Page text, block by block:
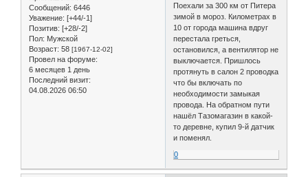
Сообщений: 6446
Уважение: [+44/-1]
Позитив: [+28/-2]
Пол: Мужской
Возраст: 58 [1967-12-02]
Провел на форуме:
6 месяцев 1 день
Последний визит:
04.08.2026 06:50
Поехали за 300 км от Питера
зимой в мороз. Километрах в
10 от города машина вдруг
перестала греться,
остановился, а вентилятор не
выключается. Пришлось
протянуть в салон 2 проводка
что бы включать по
необходимости замыкая
провода. На обратном пути
нашёл Тазомагазин в какой-
то деревне, купил 9-й датчик
и поменял.
0